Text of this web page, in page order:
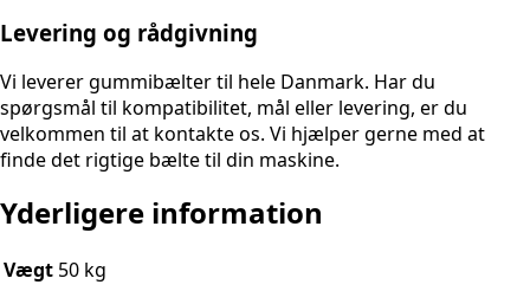
Levering og rådgivning
Vi leverer gummibælter til hele Danmark. Har du
spørgsmål til kompatibilitet, mål eller levering, er du
velkommen til at kontakte os. Vi hjælper gerne med at
finde det rigtige bælte til din maskine.
Yderligere information
Vægt 50 kg